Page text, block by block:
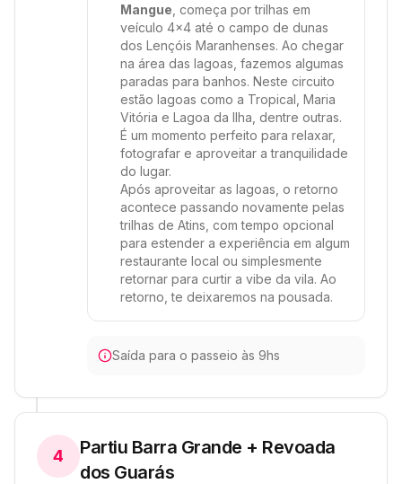
Mangue , começa por trilhas em
veículo 4x4 até o campo de dunas
dos Lençóis Maranhenses. Ao chegar
na área das lagoas, fazemos algumas
paradas para banhos. Neste circuito
estão lagoas como a Tropical, Maria
Vitória e Lagoa da Ilha, dentre outras.
É um momento perfeito para relaxar,
fotografar e aproveitar a tranquilidade
do lugar.
Após aproveitar as lagoas, o retorno
acontece passando novamente pelas
trilhas de Atins, com tempo opcional
para estender a experiência em algum
restaurante local ou simplesmente
retornar para curtir a vibe da vila. Ao
retorno, te deixaremos na pousada.
Saída para o passeio às 9hs
4
Partiu Barra Grande + Revoada
dos Guarás